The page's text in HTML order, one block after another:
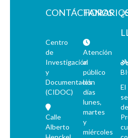
CONTÁCTANOS
Centro
de
Investigación
y
Documentación
(CIDOC)
Calle
Alberto
Atención
al
público
los
días
lunes,
martes
y
miércoles
El
de